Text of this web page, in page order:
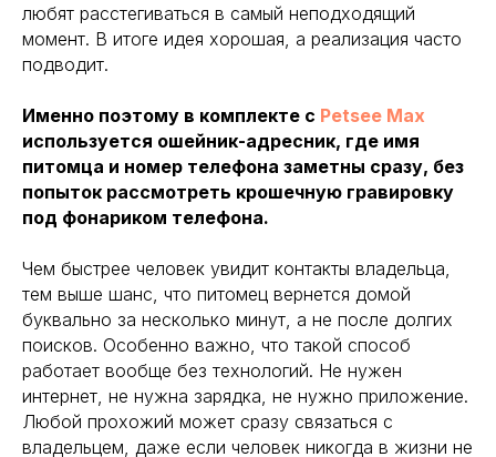
любят расстегиваться в самый неподходящий
момент. В итоге идея хорошая, а реализация часто
подводит.
Именно поэтому в комплекте с Petsee Max
используется ошейник-адресник, где имя
питомца и номер телефона заметны сразу, без
попыток рассмотреть крошечную гравировку
под фонариком телефона.
Чем быстрее человек увидит контакты владельца,
тем выше шанс, что питомец вернется домой
буквально за несколько минут, а не после долгих
поисков. Особенно важно, что такой способ
работает вообще без технологий. Не нужен
интернет, не нужна зарядка, не нужно приложение.
Любой прохожий может сразу связаться с
владельцем, даже если человек никогда в жизни не